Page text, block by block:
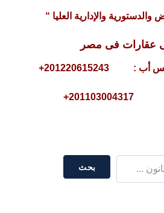
والدستورية والإدارية العليا “
عقارات فى مصر
بحث